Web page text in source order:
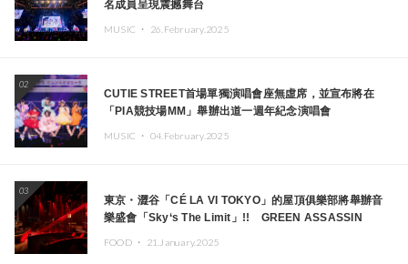
名成員呈現震撼舞台
MUSIC ・ 26.February.2025
02
CUTIE STREET首場單獨演唱會座無虛席，並宣布將在
「PIA競技場MM」舉辦出道一週年紀念演唱會
MUSIC ・ 04.February.2025
03
東京・澀谷「CÉ LA VI TOKYO」的屋頂俱樂部將舉辦音
樂盛會「Sky‘s The Limit」!! GREEN ASSASSIN
本頂尖DJ及創作者齊聚一堂
FOOD ・ 21.January.2025